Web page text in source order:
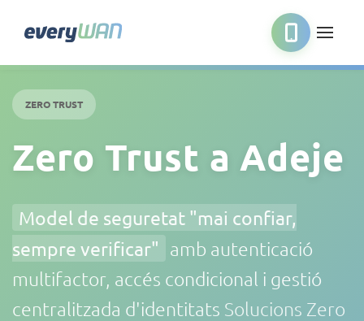
ZERO TRUST
Zero Trust a Adeje
Model de seguretat "mai confiar,
sempre verificar" amb autenticació
multifactor, accés condicional i gestió
centralitzada d'identitats Solucions Zero